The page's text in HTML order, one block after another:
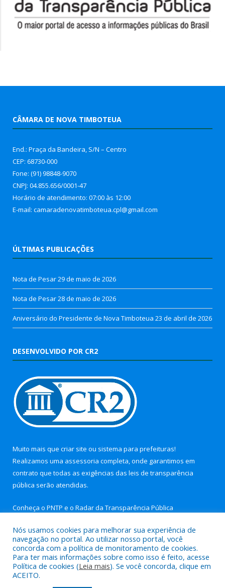
CÂMARA DE NOVA TIMBOTEUA
End.: Praça da Bandeira, S/N – Centro
CEP: 68730-000
Fone: (91) 98848-9070
CNPJ: 04.855.656/0001-47
Horário de atendimento: 07:00 às 12:00
E-mail: camaradenovatimboteua.cpl@gmail.com
ÚLTIMAS PUBLICAÇÕES
Nota de Pesar29 de maio de 2026
Nota de Pesar28 de maio de 2026
Aniversário do Presidente de Nova Timboteua 23 de abril de 2026
DESENVOLVIDO POR CR2
Muito mais que criar site ou sistema para prefeituras!
Realizamos uma assessoria completa, onde garantimos em
contrato que todas as exigências das leis de transparência
pública serão atendidas.
Conheça o PNTP e o Radar da Transparência Pública
Todos os direitos reservados a Câmara Municipal de Nova
Timboteua.
Nós usamos cookies para melhorar sua experiência de
navegação no portal. Ao utilizar nosso portal, você
concorda com a política de monitoramento de cookies.
Para ter mais informações sobre como isso é feito, acesse
Política de cookies (Leia mais). Se você concorda, clique em
ACEITO.